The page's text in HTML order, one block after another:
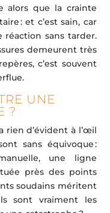
alors que la crainte
: et c’est sain, car
réaction sans tarder.
demeurent très
c’est souvent
UNE
?
rien d’évident à l’œil
sans équivoque :
une ligne
près des points
soudains méritent
sont vraiment les